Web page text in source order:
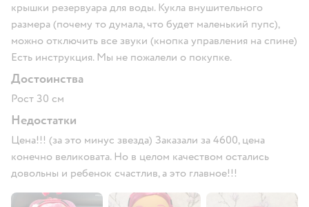
крышки резервуара для воды. Кукла внушительного
размера (почему то думала, что будет маленький пупс),
можно отключить все звуки (кнопка управления на спине)
Есть инструкция. Мы не пожалели о покупке.
Достоинства
Рост 30 см
Недостатки
Цена!!! (за это минус звезда) Заказали за 4600, цена
конечно великовата. Но в целом качеством остались
довольны и ребенок счастлив, а это главное!!!